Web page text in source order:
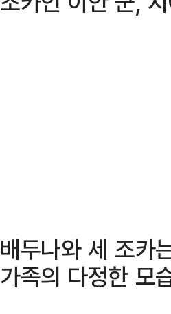
배두나와 세 조카
가족의 다정한 모